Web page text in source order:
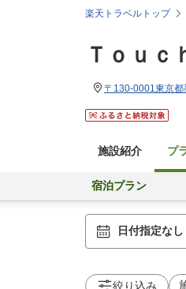
楽天トラベルトップ
Ｔｏｕ
〒130-0001東京
施設紹介 プ
宿泊プラン
日付指定なし
絞り込み